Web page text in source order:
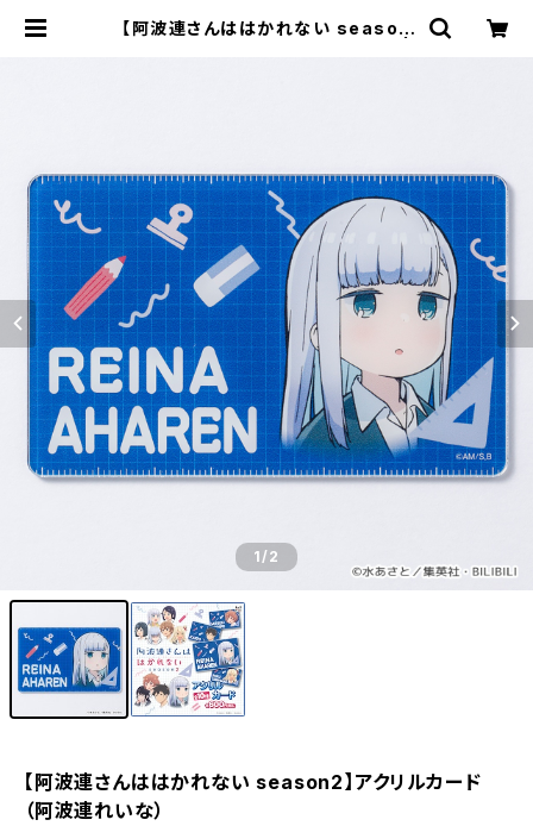
【阿波連さんははかれない season
1/2
【阿波連さんははかれない season2】アクリルカード
（阿波連れいな）